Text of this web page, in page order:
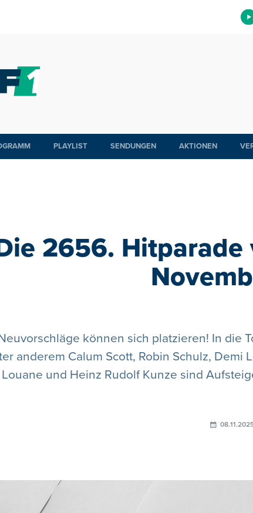
PLAYLIST SENDUNGEN AKTIONEN
2656. Hitparade
können sich platzieren! In die
anderem Calum Scott, Robin Schulz, Demi
Louane und Heinz Rudolf Kunze sind